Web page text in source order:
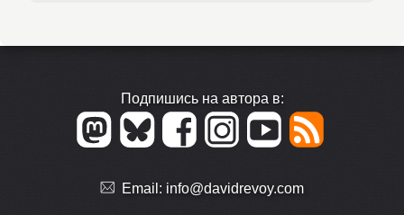
Подпишись на автора в:
Email: info@davidrevoy.com